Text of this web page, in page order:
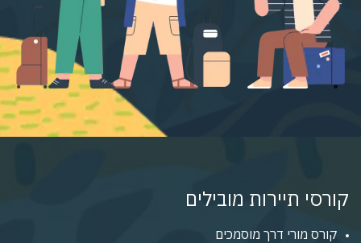
קורסי תיירות מובילים
קורס מורי דרך מוסמכים